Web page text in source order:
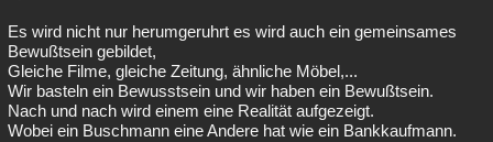
Es wird nicht nur herumgeruhrt es wird auch ein gemeinsames
Bewußtsein gebildet,
Gleiche Filme, gleiche Zeitung, ähnliche Möbel,...
Wir basteln ein Bewusstsein und wir haben ein Bewußtsein.
Nach und nach wird einem eine Realität aufgezeigt.
Wobei ein Buschmann eine Andere hat wie ein Bankkaufmann.